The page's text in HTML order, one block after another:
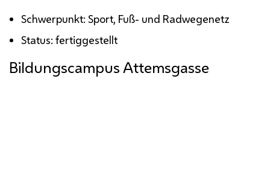
Schwerpunkt: Sport, Fuß- und Radwegenetz
Status: fertiggestellt
Bildungscampus Attemsgasse